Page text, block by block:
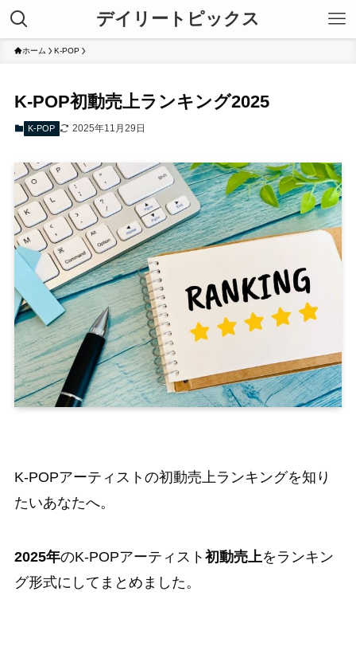
デイリートピックス
ホーム K-POP
K-POP初動売上ランキング2025
K-POP 2025年11月29日
K-POPアーティストの初動売上ランキングを知り
たいあなたへ。
2025年のK-POPアーティスト 初動売上をランキン
グ形式にしてまとめました。